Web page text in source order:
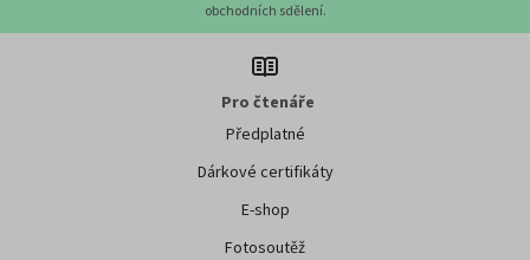
obchodních sdělení.
Pro čtenáře
Předplatné
Dárkové certifikáty
E-shop
Fotosoutěž